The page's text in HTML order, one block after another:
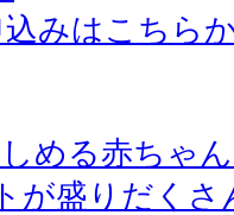
みはこちら
しめる赤ちゃ
が盛りだくさ